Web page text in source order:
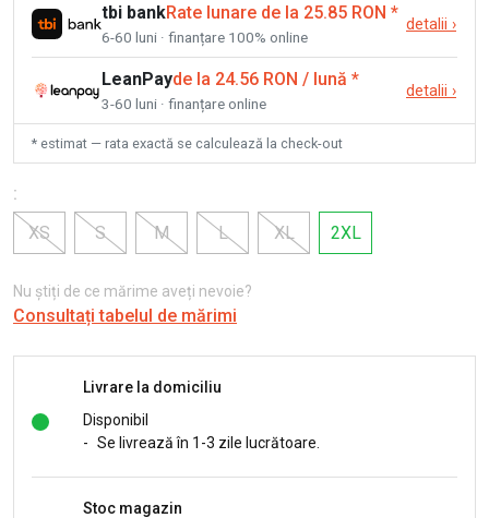
tbi bankRate lunare de la 25.85 RON *
6-60 luni · finanțare 100% online
detalii ›
LeanPayde la 24.56 RON / lună *
3-60 luni · finanțare online
detalii ›
* estimat — rata exactă se calculează la check-out
:
XS
S M L XL 2XL
Nu știți de ce mărime aveți nevoie?
Consultați tabelul de mărimi
Livrare la domiciliu
Disponibil
- Se livrează în 1-3 zile lucrătoare.
Stoc magazin